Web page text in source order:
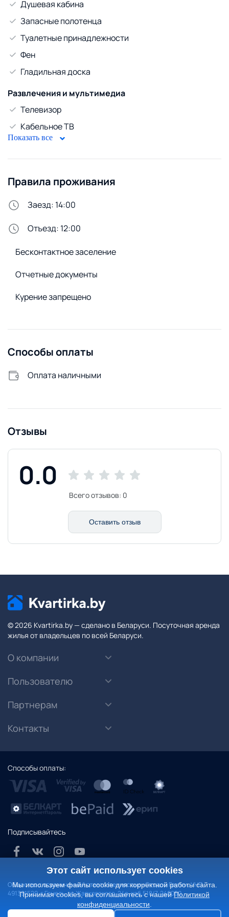
Душевая кабина
Запасные полотенца
Туалетные принадлежности
Фен
Гладильная доска
Развлечения и мультимедиа
Телевизор
Кабельное ТВ
WiFi
Бойлер
Безопасность
Утюг
Сушилка для белья
Удобства снаружи
Открытая парковка
Показать все
Правила проживания
Заезд: 14:00
Отъезд: 12:00
Бесконтактное заселение
Отчетные документы
Курение запрещено
Способы оплаты
Оплата наличными
Отзывы
0.0
Всего отзывов: 0
Оставить отзыв
© 2026 Kvartirka.by — сделано в Беларуси. Посуточная аренда
жилья от владельцев по всей Беларуси.
О компании
Пользователю
Партнерам
Контакты
Способы оплаты:
Подписывайтесь
Общество с ограниченной ответственностью «Отодом Групп», УНП
491391529. г.Гомель, ул.Жарковского, 24а, каб.518/7, 246050
Политика конфиденциальности
Этот сайт использует cookies
Мы используем файлы cookie для корректной работы сайта.
Принимая cookies, вы соглашаетесь с нашейПолитикой
конфиденциальности